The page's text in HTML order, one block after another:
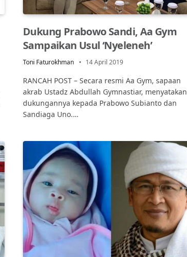
Dukung Prabowo Sandi, Aa Gym
Sampaikan Usul ‘Nyeleneh’
Toni Faturokhman 14 April 2019
RANCAH POST – Secara resmi Aa Gym, sapaan
akrab Ustadz Abdullah Gymnastiar, menyatakan
dukungannya kepada Prabowo Subianto dan
Sandiaga Uno.…